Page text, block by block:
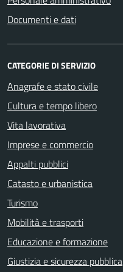
Documenti e dati
CATEGORIE DI SERVIZIO
Anagrafe e stato civile
Cultura e tempo libero
Vita lavorativa
Imprese e commercio
Appalti pubblici
Catasto e urbanistica
Turismo
Mobilità e trasporti
Educazione e formazione
Giustizia e sicurezza pubblica